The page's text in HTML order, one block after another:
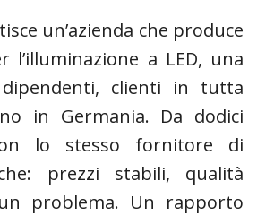
un’azienda che produce
l’illuminazione a LED, una
clienti in tutta
in Germania. Da dodici
lo stesso fornitore di
prezzi stabili, qualità
problema. Un rapporto